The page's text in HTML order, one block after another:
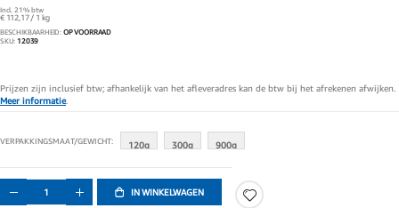
Incl. 21% btw
€ 112,17/ 1 kg
BESCHIKBAARHEID: OP VOORRAAD
SKU 12039
Prijzen zijn inclusief btw; afhankelijk van het afleveradres kan de btw bij het afrekenen afwijken.
Meer informatie.
VERPAKKINGSMAAT/GEWICHT 120g 300g 900g
IN WINKELWAGEN